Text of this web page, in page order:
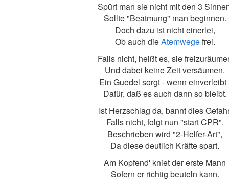
Spürt man sie nicht mit den 3
Sollte "Beatmung" man beginnen.
Doch dazu ist nicht einerlei,
Ob auch dieAtemwegefrei.
Falls nicht, heißt es, sie
Und dabei keine Zeit versäumen.
Ein Guedel sorgt - wenn einverleibt
Dafür, daß es auch dann so bleibt.
Ist Herzschlag da, bannt dies
Falls nicht, folgt nun "startCPR".
Beschrieben wird "2-Helfer-Art",
Da diese deutlich Kräfte spart.
Am Kopfend' kniet der erste Mann
Sofern er richtig beuteln kann.